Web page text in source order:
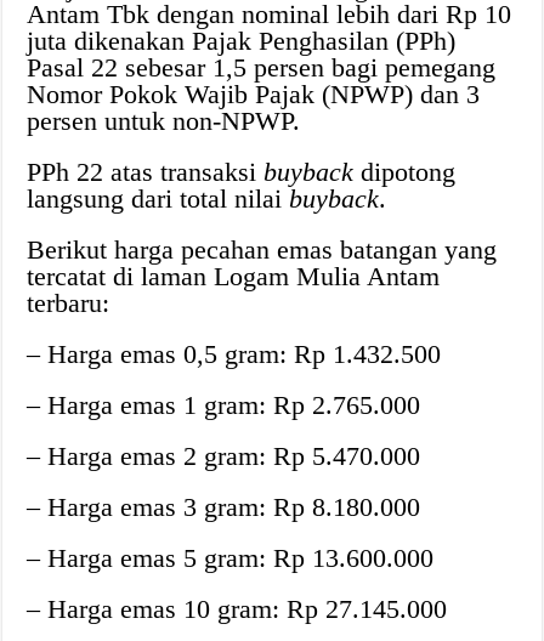
Antam Tbk dengan nominal lebih dari Rp 10
juta dikenakan Pajak Penghasilan (PPh)
Pasal 22 sebesar 1,5 persen bagi pemegang
Nomor Pokok Wajib Pajak (NPWP) dan 3
persen untuk non-NPWP.
PPh 22 atas transaksi buyback dipotong
langsung dari total nilai buyback.
Berikut harga pecahan emas batangan yang
tercatat di laman Logam Mulia Antam
terbaru:
– Harga emas 0,5 gram: Rp 1.432.500
– Harga emas 1 gram: Rp 2.765.000
– Harga emas 2 gram: Rp 5.470.000
– Harga emas 3 gram: Rp 8.180.000
– Harga emas 5 gram: Rp 13.600.000
– Harga emas 10 gram: Rp 27.145.000